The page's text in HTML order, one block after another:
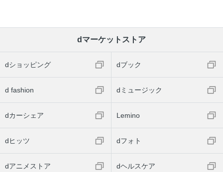
dマーケットストア
dショッピング dブック
d fashion dミュージック
dカーシェア Lemino
dヒッツ dフォト
dアニメストア dヘルスケア